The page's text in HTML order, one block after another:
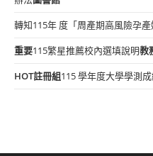
轉知115年 度「周產期高風險孕產
重要115繁星推薦校內選填說明教
HOT註冊組115 學年度大學學測